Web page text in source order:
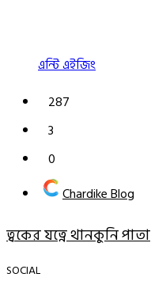
এন্টি এইজিং
287
3
0
Chardike Blog
ত্বকের যত্নে থানকুনি পাতা
SOCIAL